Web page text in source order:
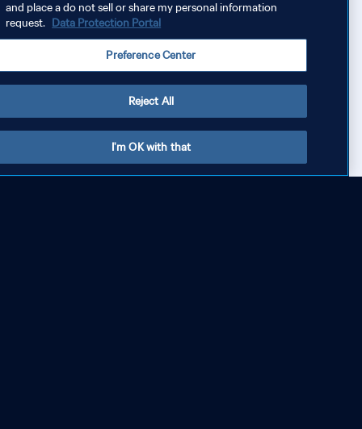
كأس العالم FIFA 2026™
استعد ذكريات تتويج إسبانيا بلقبها الثاني، بعد 16 عامًا من لق
الترجيع
and place a do not sell or share my personal information
request. Data Protection Portal
Preference Center
Reject All
I'm OK with that